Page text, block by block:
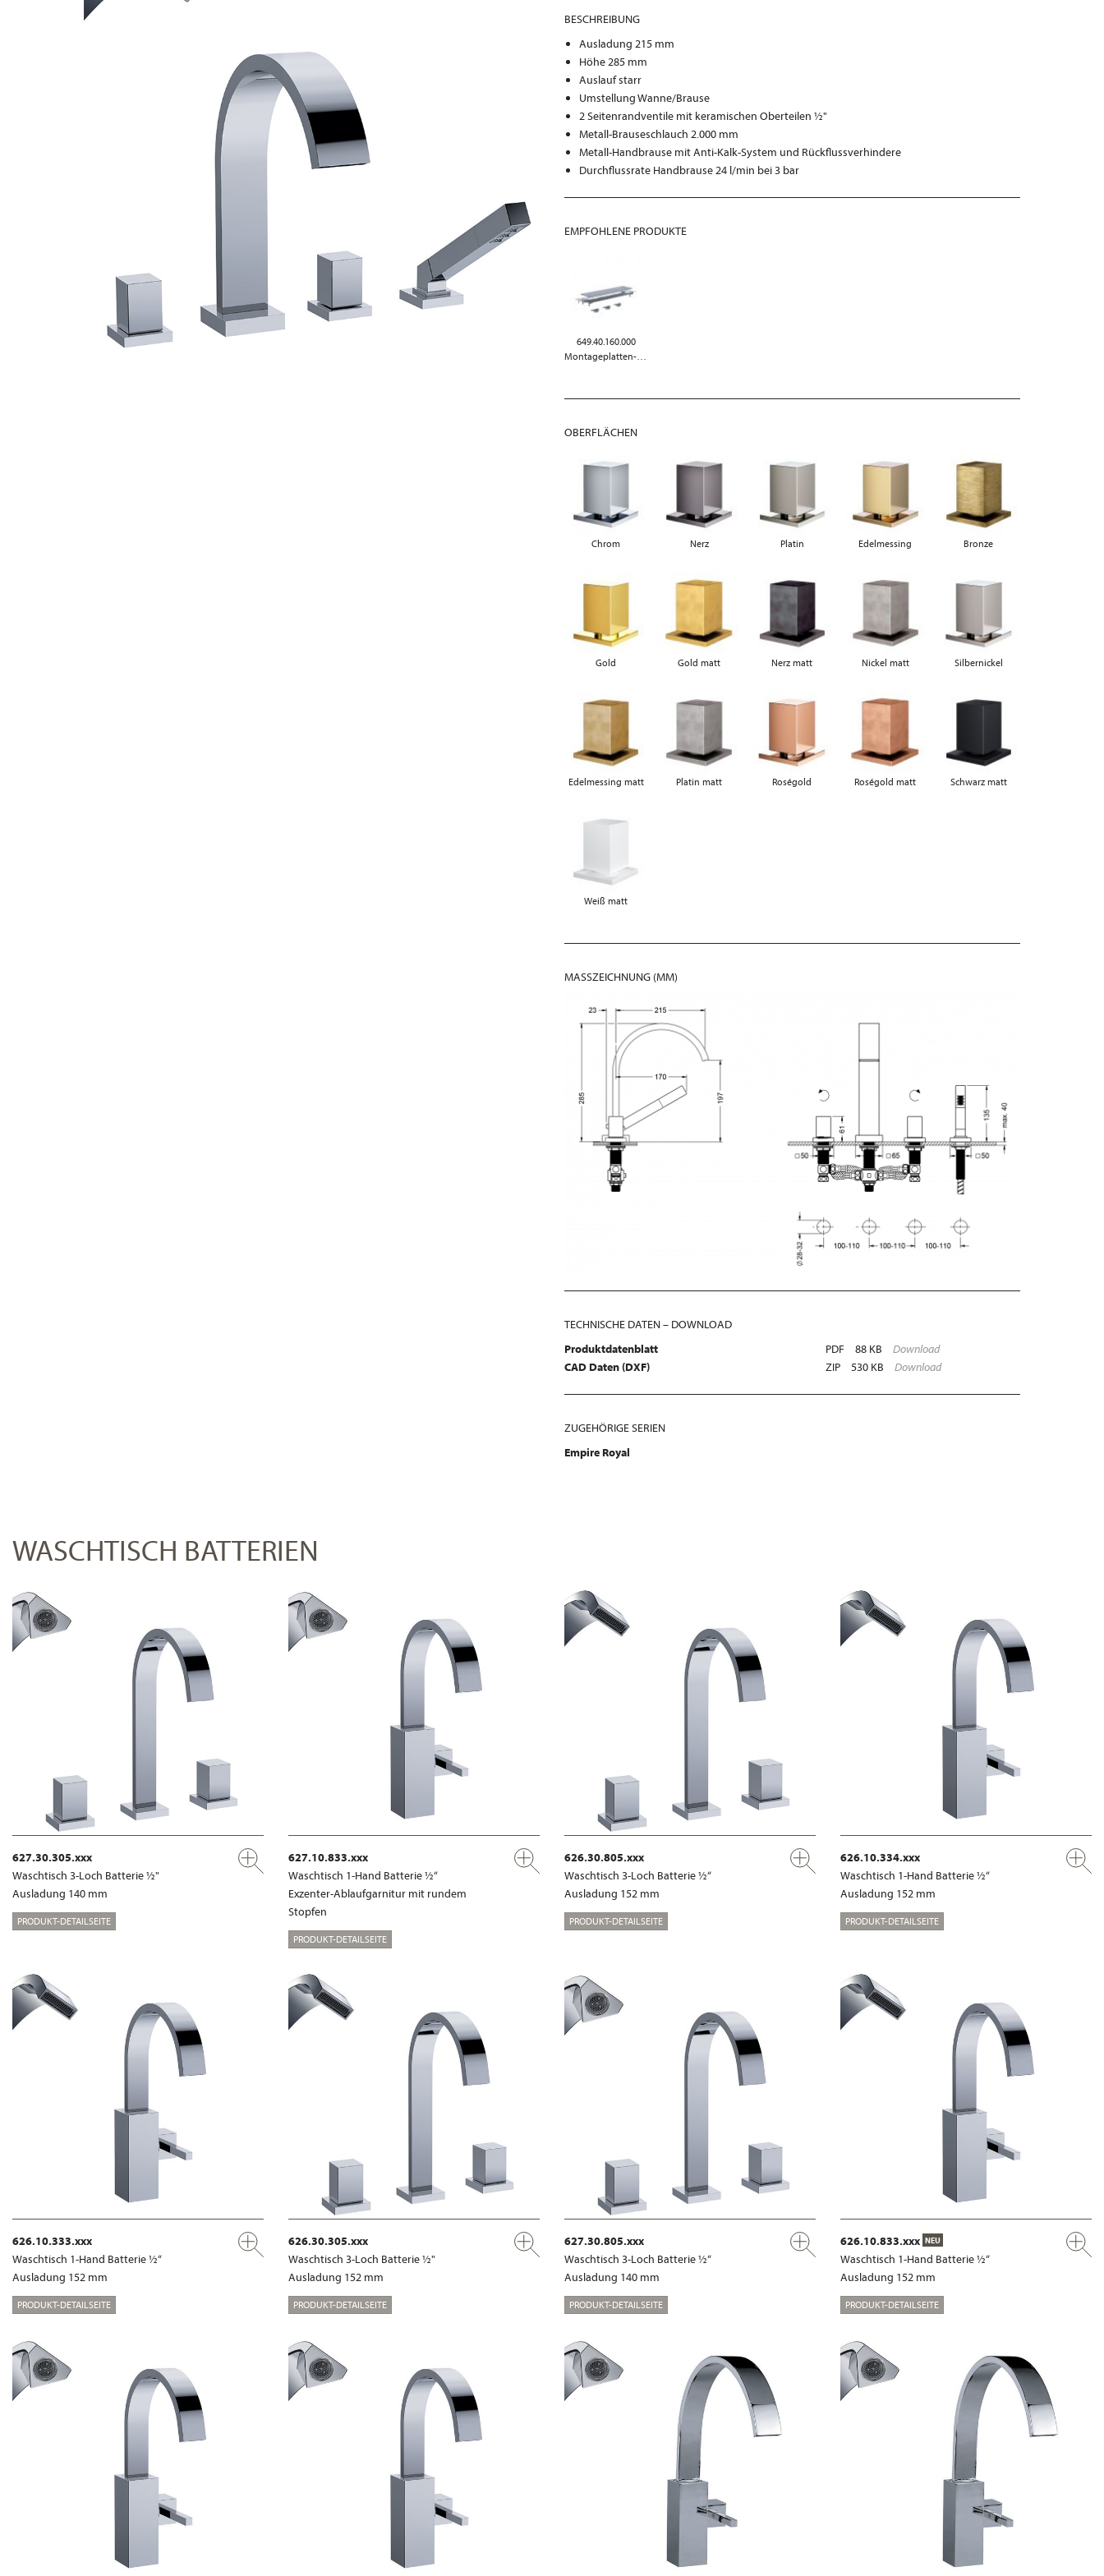
BESCHREIBUNG
Ausladung 215 mm
Höhe 285 mm
Auslauf starr
Umstellung Wanne/Brause
2 Seitenrandventile mit keramischen Oberteilen ½"
Metall-Brauseschlauch 2.000 mm
Metall-Handbrause mit Anti-Kalk-System und Rückflussverhindere
Durchflussrate Handbrause 24 l/min bei 3 bar
EMPFOHLENE PRODUKTE
649.40.160.000
Montageplatten-Modul
OBERFLÄCHEN
Chrom Nerz Platin Edelmessing Bronze
Gold Gold matt Nerz matt Nickel matt Silbernickel
Edelmessing matt Platin matt Roségold Roségold matt Schwarz matt
Weiß matt
MASSZEICHNUNG (MM)
TECHNISCHE DATEN – DOWNLOAD
Produktdatenblatt
PDF 88 KB
Download
CAD Daten (DXF)
ZIP 530 KB Download
ZUGEHÖRIGE SERIEN
Empire Royal
WASCHTISCH BATTERIEN
627.30.305.xxx
Waschtisch 3-Loch Batterie ½"
Ausladung 140 mm
PRODUKT-DETAILSEITE
627.10.833.xxx
Waschtisch 1-Hand Batterie ½“
Exzenter-Ablaufgarnitur mit rundem
Stopfen
PRODUKT-DETAILSEITE
626.30.805.xxx
Waschtisch 3-Loch Batterie ½“
Ausladung 152 mm
PRODUKT-DETAILSEITE
626.10.334.xxx
Waschtisch 1-Hand Batterie ½“
Ausladung 152 mm
PRODUKT-DETAILSEITE
626.10.333.xxx
Waschtisch 1-Hand Batterie ½“
Ausladung 152 mm
PRODUKT-DETAILSEITE
626.30.305.xxx
Waschtisch 3-Loch Batterie ½"
Ausladung 152 mm
PRODUKT-DETAILSEITE
627.30.805.xxx
Waschtisch 3-Loch Batterie ½“
Ausladung 140 mm
PRODUKT-DETAILSEITE
626.10.833.xxx NEU
Waschtisch 1-Hand Batterie ½“
Ausladung 152 mm
PRODUKT-DETAILSEITE